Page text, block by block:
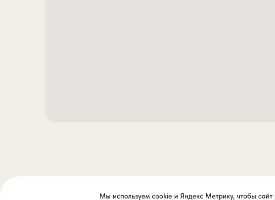
Мы используем cookie и Яндекс Метрику, чтобы сайт